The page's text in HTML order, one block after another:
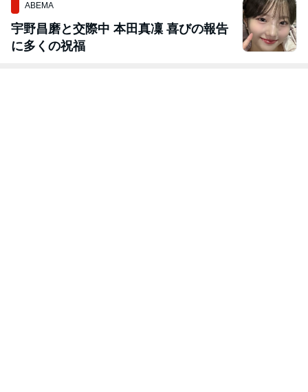
ABEMA
宇野昌磨と交際中 本田真凜 喜びの報告
に多くの祝福